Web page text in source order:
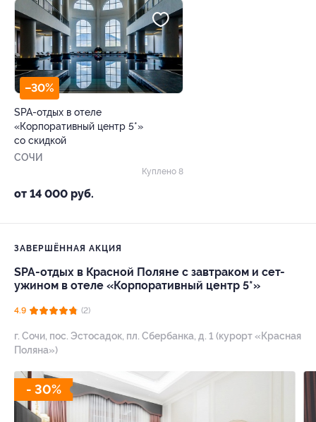
–30%
SPA-отдых в отеле
«Корпоративный центр 5*»
со скидкой
СОЧИ
от 14 000 руб.
Куплено 8
ЗАВЕРШЁННАЯ АКЦИЯ
SPA-отдых в Красной Поляне с завтраком и сет-
ужином в отеле «Корпоративный центр 5*»
4.9 (2)
г. Сочи, пос. Эстосадок, пл. Сбербанка, д. 1 (курорт «Красная
Поляна»)
- 30%